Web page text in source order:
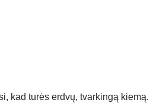
kad turės erdvų, tvarkingą kiemą.